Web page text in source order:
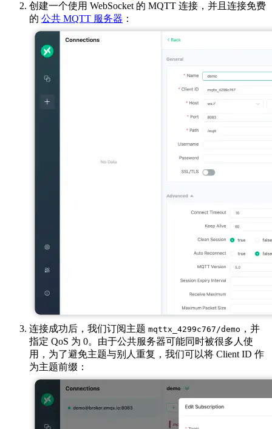
创建一个使用 WebSocket 的 MQTT 连接，并且连接免费
的 公共 MQTT 服务器 ：
连接成功后，我们订阅主题 mqttx_4299c767/demo ，并
指定 QoS 为 0。由于公共服务器可能同时被很多人使
用，为了避免主题与别人重复，我们可以将 Client ID 作
为主题前缀：